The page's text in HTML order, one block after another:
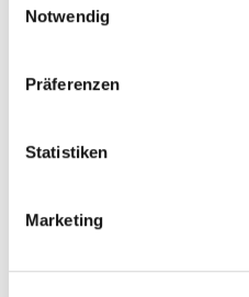
Notwendig
Präferenzen
Statistiken
Marketing
auszugehen. Wie,
seine Dienstleistung
diesen selbst
einer abhängigen